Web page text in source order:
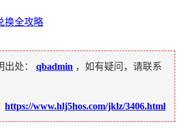
换全攻略
处： qbadmin ，如有疑问，请联系
https://www.hlj5hos.com/jklz/3406.html